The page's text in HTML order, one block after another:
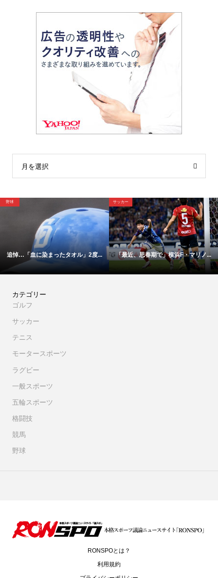
月を選択
ったタオル」2度... 「最近、思春期で」横浜F・マリノ...
サッカー
【映像】これ
カテゴリー
ゴルフ
サッカー
テニス
モータースポーツ
ラグビー
一般スポーツ
五輪スポーツ
格闘技
競馬
野球
RONSPOとは？
利用規約